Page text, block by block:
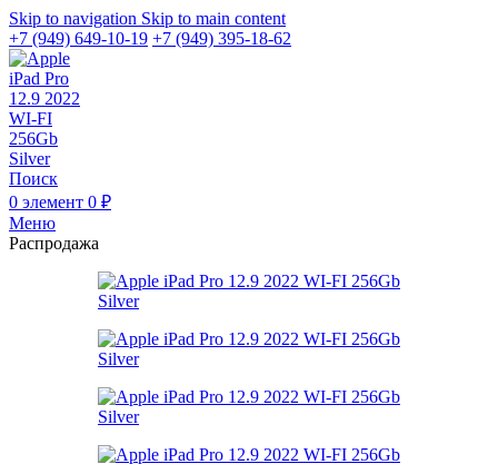
Skip to navigation Skip to main content
+7 (949) 649-10-19 +7 (949) 395-18-62
Поиск
0 элемент 0 ₽
Меню
Распродажа